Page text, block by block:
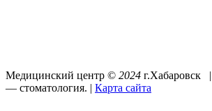
Медицинский центр © 2024 г.Хабаровск |
— стоматология. | Карта сайта